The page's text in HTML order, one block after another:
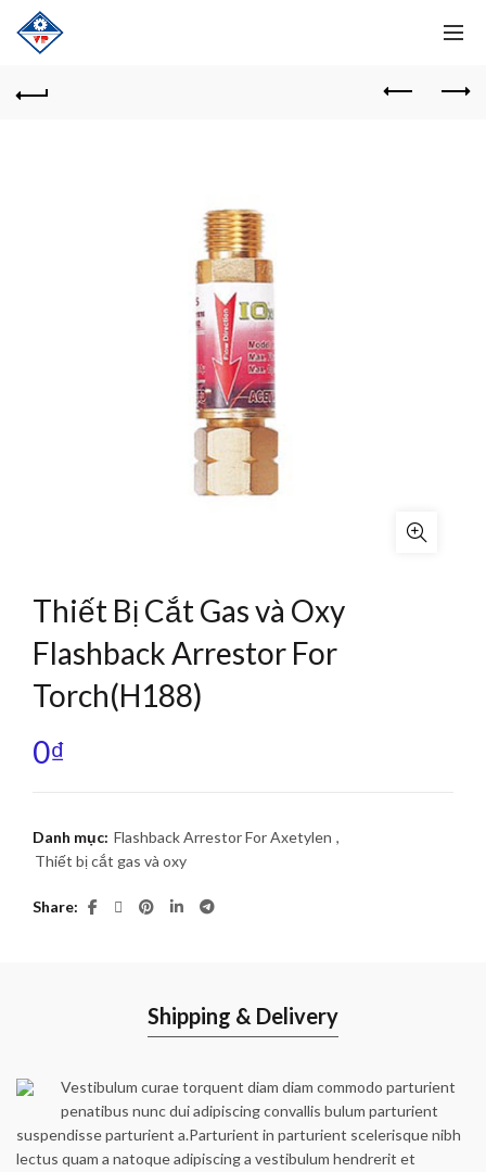
Thiết Bị Cắt Gas và Oxy
Flashback Arrestor For
Torch(H188)
0₫
Danh mục: Flashback Arrestor For Axetylen ,
Thiết bị cắt gas và oxy
Share
Shipping & Delivery
Vestibulum curae torquent diam diam commodo parturient
penatibus nunc dui adipiscing convallis bulum parturient
suspendisse parturient a.Parturient in parturient scelerisque nibh
lectus quam a natoque adipiscing a vestibulum hendrerit et